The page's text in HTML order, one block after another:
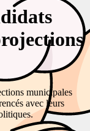
municipales
avec leurs